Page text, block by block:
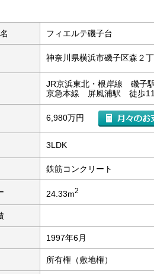
フィエルテ磯子台
神奈川県横浜市磯子区森２丁
JR京浜東北・根岸線 磯子
京急本線 屏風浦駅 徒歩
6,980万円
3LDK
鉄筋コンクリート
24.33m2
1997年6月
所有権（敷地権）